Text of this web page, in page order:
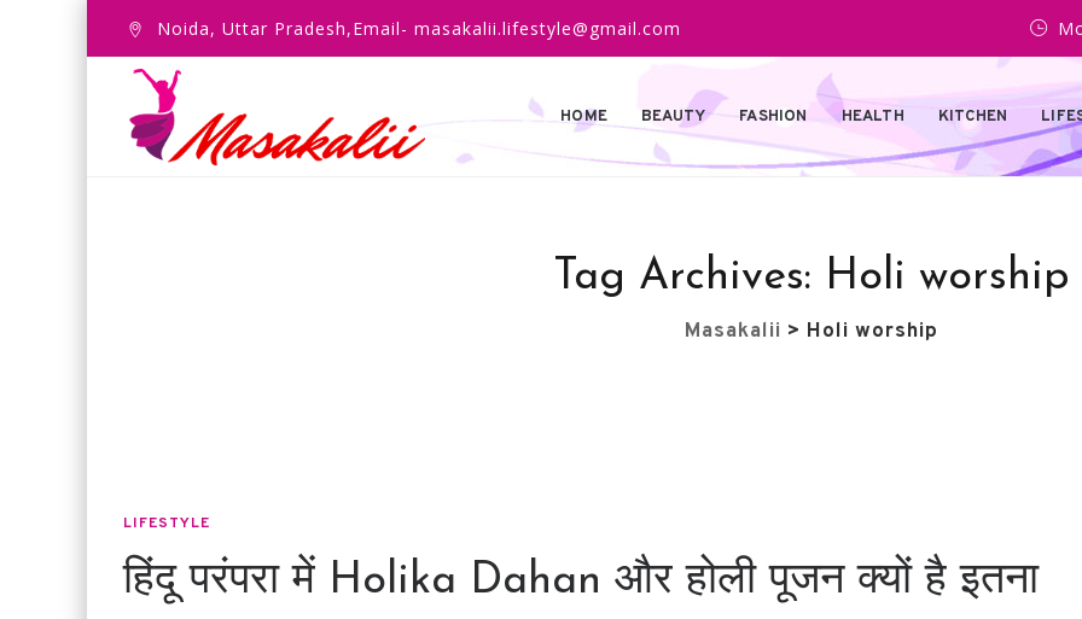
Noida, Uttar Pradesh,Email- masakalii.lifestyle@gmail.com
HOME BEAUTY FASHION HEALTH KITCHEN
Tag Archives: Holi worship
Masakalii > Holi worship
LIFESTYLE
हिंदू परंपरा में Holika Dahan और होली पूजन क्यों है इतना